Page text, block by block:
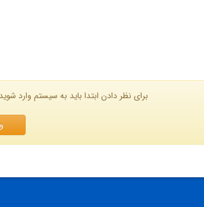
برای نظر دادن ابتدا باید به سیستم وارد